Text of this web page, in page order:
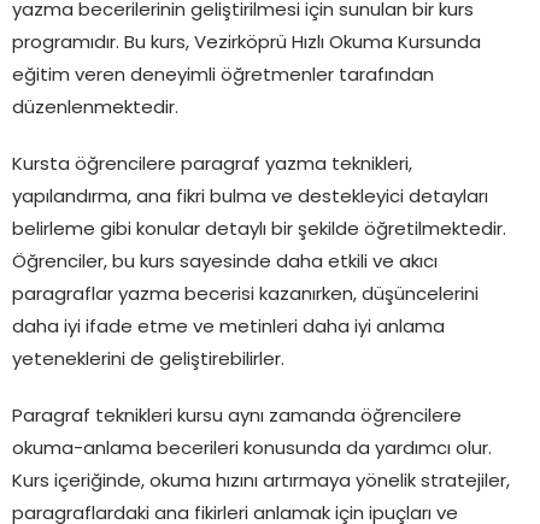
yazma becerilerinin geliştirilmesi için sunulan bir kurs
programıdır. Bu kurs, Vezirköprü Hızlı Okuma Kursunda
eğitim veren deneyimli öğretmenler tarafından
düzenlenmektedir.
Kursta öğrencilere paragraf yazma teknikleri,
yapılandırma, ana fikri bulma ve destekleyici detayları
belirleme gibi konular detaylı bir şekilde öğretilmektedir.
Öğrenciler, bu kurs sayesinde daha etkili ve akıcı
paragraflar yazma becerisi kazanırken, düşüncelerini
daha iyi ifade etme ve metinleri daha iyi anlama
yeteneklerini de geliştirebilirler.
Paragraf teknikleri kursu aynı zamanda öğrencilere
okuma-anlama becerileri konusunda da yardımcı olur.
Kurs içeriğinde, okuma hızını artırmaya yönelik stratejiler,
paragraflardaki ana fikirleri anlamak için ipuçları ve